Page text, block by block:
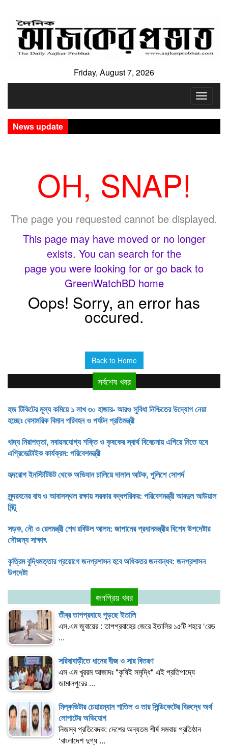
Friday, August 7, 2026
Toggle
News update
OH, SNAP!
The page you requested cannot be displayed.
This page may have moved or no longer
exists. You can search for the
page you were looking for or go back to
GreenWatchBD home
Oops! Sorry, an error has
occured.
Back to Home
সর্বশেষ খবর
হজ টিকিটের মূল্য কমিয়ে ১ লাখ ৩০ হাজার- আরও সুবিধা নিশ্চিতের উদ্যোগ নেয়া
হচ্ছেঃ বেসামরিক বিমান পরিবহন ও পর্যটন প্রতিমন্ত্রী
খাদ্য নিরাপত্তা, নবায়নযোগ্য শক্তি ও কৃষকের স্বার্থ বিবেচনায় এগিয়ে নিতে হবে
এগ্রিভোল্টাইক কার্যক্রম: পরিবেশমন্ত্রী
হৃদরোগ ইনস্টিটিউট থেকে অভিযান চালিয়ে দালাল আটক, পুলিশে সোপর্দ
সুন্দরবনের বাঘ ও আবাসস্থল রক্ষায় সরকার বদ্ধপরিকর: পরিবেশমন্ত্রী আবদুল আউয়াল
মিন্টু
সড়ক, নৌ ও রেলমন্ত্রী শেখ রবিউল আলম: জাপানের প্রধানমন্ত্রীর বিশেষ উপদেষ্টার
সৌজন্য সাক্ষাৎ
কৃত্রিম বুদ্ধিমত্তার প্রয়োগে জনপ্রশাসন হবে অধিকতর জনবান্ধব: জনপ্রশাসন
উপদেষ্টা
জনপ্রিয় খবর
তীব্র তাপপ্রবাহে পুড়ছে ইতালি
এস.এম জুবায়ের : তাপপ্রবাহের জেরে ইতালির ১৫টি শহরে ‘রেড
...
সরিষাবাড়ীতে ধানের বীজ ও সার বিতরণ
এস এম খুররম আজাদঃ "কৃষিই সমৃদ্ধি" এই প্রতিপাদ্যে
জামালপুরের ...
মিল্কভিটার চেয়ারম্যান শাতিল ও তার সিন্ডিকেটের বিরুদ্ধে অর্থ
লোপাটের অভিযোগ
নিজস্ব প্রতিবেদক: দেশের অন্যতম শীর্ষ সমবায় প্রতিষ্ঠান
‘বাংলাদেশ দুগ্ধ ...